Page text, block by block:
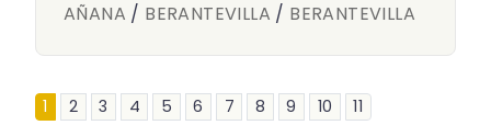
AÑANA / BERANTEVILLA / BERANTEVILLA
1 2 3 4 5 6 7 8 9 10 11